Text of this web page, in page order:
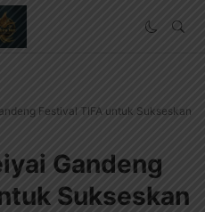
Festival TIFA untuk Sukseskan
Gandeng
Sukseskan